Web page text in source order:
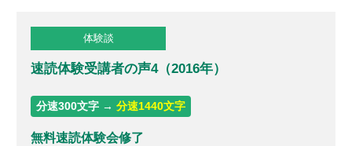
体験談
速読体験受講者の声4（2016年）
分速300文字 →分速1440文字
無料速読体験会修了